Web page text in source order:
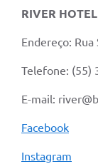
RIVER HOTEL
Endereço:
Telefone: (55)
E-mail:
Facebook
Instagram